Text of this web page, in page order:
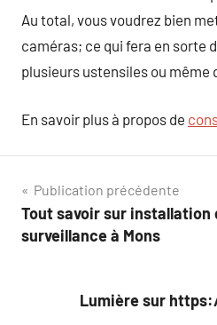
Au total, vous voudrez bien
caméras; ce qui fera en sorte
plusieurs ustensiles ou même
En savoir plus à propos de
Navigation
de
Publication précédente
Tout savoir sur installation
surveillance à Mons
Lumière sur